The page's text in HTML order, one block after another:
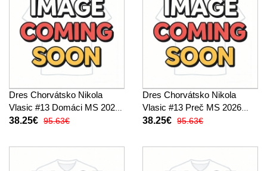
Dres Chorvátsko Nikola
Vlasic #13 Domáci MS 2026
Krátky Rukáv
38.25€ 95.63€
Dres Chorvátsko Nikola
Vlasic #13 Preč MS 2026
Krátky Rukáv
38.25€ 95.63€